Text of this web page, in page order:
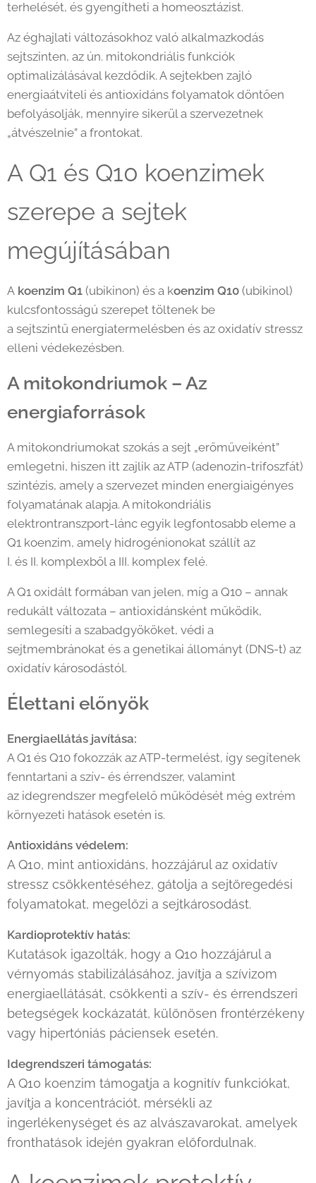
terhelését, és gyengítheti a homeosztázist.
Az éghajlati változásokhoz való alkalmazkodás
sejtszinten, az ún. mitokondriális funkciók
optimalizálásával kezdődik. A sejtekben zajló
energiaátviteli és antioxidáns folyamatok döntően
befolyásolják, mennyire sikerül a szervezetnek
„átvészelnie” a frontokat.
A Q1 és Q10 koenzimek
szerepe a sejtek
megújításában
A koenzim Q1 (ubikinon) és a koenzim Q10 (ubikinol)
kulcsfontosságú szerepet töltenek be
a sejtszintű energiatermelésben és az oxidatív stressz
elleni védekezésben.
A mitokondriumok – Az
energiaforrások
A mitokondriumokat szokás a sejt „erőműveiként”
emlegetni, hiszen itt zajlik az ATP (adenozin-trifoszfát)
szintézis, amely a szervezet minden energiaigényes
folyamatának alapja. A mitokondriális
elektrontranszport-lánc egyik legfontosabb eleme a
Q1 koenzim, amely hidrogénionokat szállít az
I. és II. komplexből a III. komplex felé.
A Q1 oxidált formában van jelen, míg a Q10 – annak
redukált változata – antioxidánsként működik,
semlegesíti a szabadgyököket, védi a
sejtmembránokat és a genetikai állományt (DNS-t) az
oxidatív károsodástól.
Élettani előnyök
Energiaellátás javítása:
A Q1 és Q10 fokozzák az ATP-termelést, így segítenek
fenntartani a szív- és érrendszer, valamint
az idegrendszer megfelelő működését még extrém
környezeti hatások esetén is.
Antioxidáns védelem:
A Q10, mint antioxidáns, hozzájárul az oxidatív
stressz csökkentéséhez, gátolja a sejtöregedési
folyamatokat, megelőzi a sejtkárosodást.
Kardioprotektív hatás:
Kutatások igazolták, hogy a Q10 hozzájárul a
vérnyomás stabilizálásához, javítja a szívizom
energiaellátását, csökkenti a szív- és érrendszeri
betegségek kockázatát, különösen frontérzékeny
vagy hipertóniás páciensek esetén.
Idegrendszeri támogatás:
A Q10 koenzim támogatja a kognitív funkciókat,
javítja a koncentrációt, mérsékli az
ingerlékenységet és az alvászavarokat, amelyek
fronthatások idején gyakran előfordulnak.